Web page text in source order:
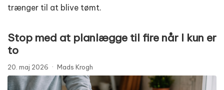
trænger til at blive tømt.
Stop med at planlægge til fire når I kun er
to
20. maj 2026 · Mads Krogh